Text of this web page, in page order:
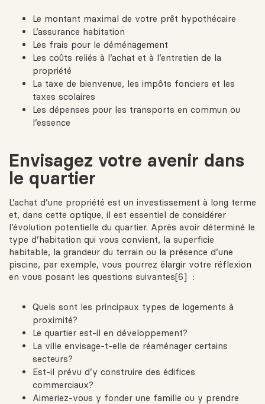
Le montant maximal de votre prêt hypothécaire
L’assurance habitation
Les frais pour le déménagement
Les coûts reliés à l’achat et à l’entretien de la
propriété
La taxe de bienvenue, les impôts fonciers et les
taxes scolaires
Les dépenses pour les transports en commun ou
l’essence
Envisagez votre avenir dans
le quartier
L’achat d’une propriété est un investissement à long terme
et, dans cette optique, il est essentiel de considérer
l’évolution potentielle du quartier. Après avoir déterminé le
type d’habitation qui vous convient, la superficie
habitable, la grandeur du terrain ou la présence d’une
piscine, par exemple, vous pourrez élargir votre réflexion
en vous posant les questions suivantes[6] :
Quels sont les principaux types de logements à
proximité?
Le quartier est-il en développement?
La ville envisage-t-elle de réaménager certains
secteurs?
Est-il prévu d’y construire des édifices
commerciaux?
Aimeriez-vous y fonder une famille ou y prendre